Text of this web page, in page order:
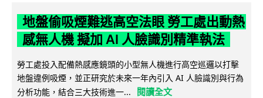
地盤偷吸煙難逃高空法眼 勞工處出動熱
感無人機 擬加 AI 人臉識別精準執法
勞工處投入配備熱感應鏡頭的小型無人機進行高空巡邏以打擊
地盤違例吸煙，並正研究於未來一年內引入 AI 人臉識別與行為
分析功能，結合三大技術進一...
閱讀全文